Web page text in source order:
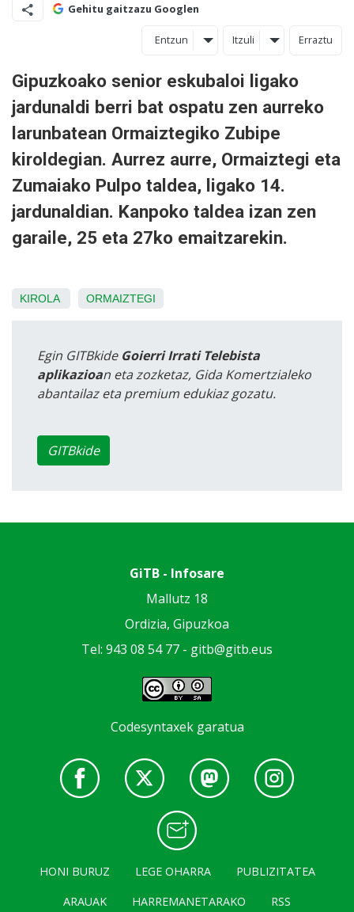
Gehitu gaitzazu Googlen
Entzun Itzuli Erraztu
Gipuzkoako senior eskubaloi ligako
jardunaldi berri bat ospatu zen aurreko
larunbatean Ormaiztegiko Zubipe
kiroldegian. Aurrez aurre, Ormaiztegi eta
Zumaiako Pulpo taldea, ligako 14.
jardunaldian. Kanpoko taldea izan zen
garaile, 25 eta 27ko emaitzarekin.
KIROLA ORMAIZTEGI
Egin GITBkide Goierri Irrati Telebista
aplikazioan eta zozketaz, Gida Komertzialeko
abantailaz eta premium edukiaz gozatu.
GITBkide
GiTB - Infosare
Mallutz 18
Ordizia, Gipuzkoa
Tel: 943 08 54 77 - gitb@gitb.eus
Codesyntaxek garatua
HONI BURUZ LEGE OHARRA
PUBLIZITATEA
ARAUAK
HARREMANETARAKO RSS